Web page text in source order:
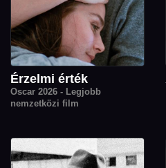
Érzelmi érték
Oscar 2026 - Legjobb
nemzetközi film